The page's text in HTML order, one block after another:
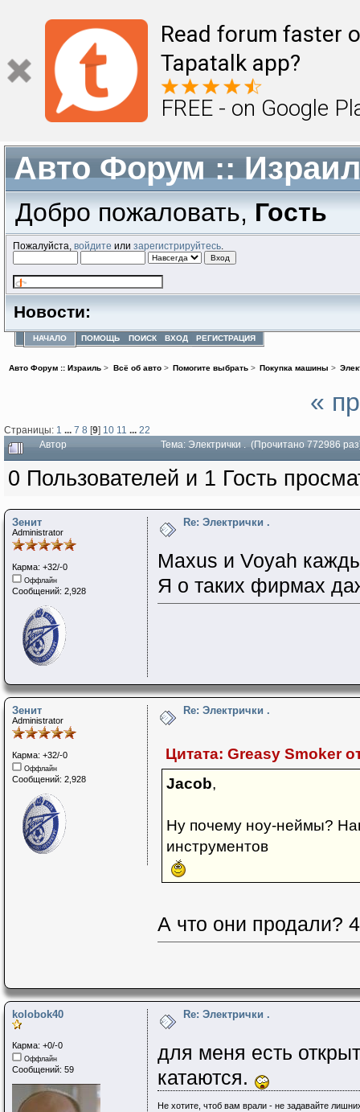
Read forum faster
Tapatalk app?
FREE - on Google
Авто Форум ::
Добро пожаловать,Гость
Пожалуйста,войдите илизарегистрируйтесь
Новости:
НАЧАЛО ПОМОЩЬ ПОИСК ВХОД РЕГИСТРАЦИЯ
Авто Форум :: Израиль > Всё об авто> Помогите выбрать> Покупка машины >
«
Страницы: 1 ... 7 8 [9] 10 11 ... 22
Автор Тема: Электрички . (Прочитано 772986
0 Пользователей и 1 Гость
Зенит
Administrator
Карма: +32/-0
Оффлайн
Сообщений: 2,928
Re: Электрички .
Maxus и Voyah
Я о таких фирмах
Зенит
Administrator
Карма: +32/-0
Оффлайн
Сообщений: 2,928
Re: Электрички .
Цитата: Greasy Smoker
Jacob,
Ну почему ноу-неймы?
инструментов
А что они продали?
kolobok40
Карма: +0/-0
Оффлайн
Сообщений: 59
Re: Электрички .
для меня есть
катаются.
Не хотите, чтоб вам врали - не задавайте